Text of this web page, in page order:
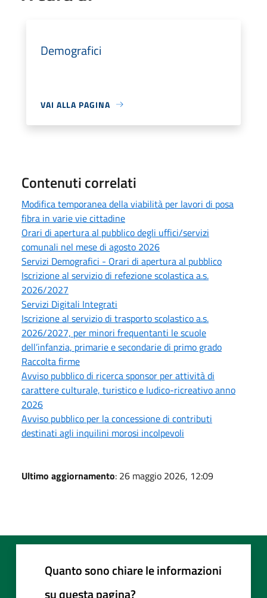
Demografici
VAI ALLA PAGINA
Contenuti correlati
Modifica temporanea della viabilità per lavori di posa
fibra in varie vie cittadine
Orari di apertura al pubblico degli uffici/servizi
comunali nel mese di agosto 2026
Servizi Demografici - Orari di apertura al pubblico
Iscrizione al servizio di refezione scolastica a.s.
2026/2027
Servizi Digitali Integrati
Iscrizione al servizio di trasporto scolastico a.s.
2026/2027, per minori frequentanti le scuole
dell’infanzia, primarie e secondarie di primo grado
Raccolta firme
Avviso pubblico di ricerca sponsor per attività di
carattere culturale, turistico e ludico-ricreativo anno
2026
Avviso pubblico per la concessione di contributi
destinati agli inquilini morosi incolpevoli
Ultimo aggiornamento: 26 maggio 2026, 12:09
Quanto sono chiare le informazioni
su questa pagina?